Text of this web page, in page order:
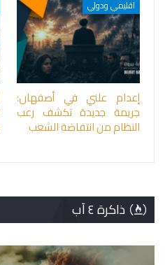
اقليمي ودولي
إعدام علني في أصفهان:
جريمة جديدة تكشف رعب
النظام من انتفاضة الشعب
ذاكرة ٤ آب